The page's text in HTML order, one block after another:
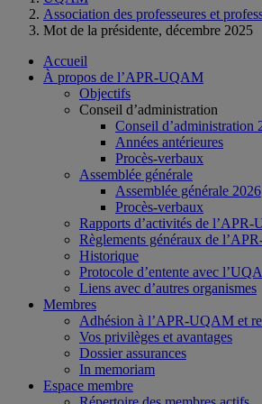
Association des professeures et
Mot de la présidente, décembre 2025
Accueil
À propos de l’APR-UQAM
Objectifs
Conseil d’administration
Conseil d’administration
Années antérieures
Procès-verbaux
Assemblée générale
Assemblée générale 2026
Procès-verbaux
Rapports d’activités de
Règlements généraux de
Historique
Protocole d’entente avec
Liens avec d’autres organismes
Membres
Adhésion à l’APR-UQAM et
Vos privilèges et avantages
Dossier assurances
In memoriam
Espace membre